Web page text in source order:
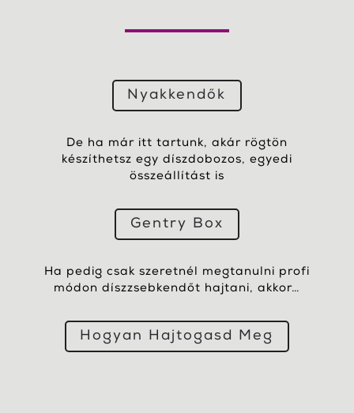
Nyakkendők
De ha már itt tartunk, akár rögtön
készíthetsz egy díszdobozos, egyedi
összeállítást is
Gentry Box
Ha pedig csak szeretnél megtanulni profi
módon díszzsebkendőt hajtani, akkor…
Hogyan Hajtogasd Meg